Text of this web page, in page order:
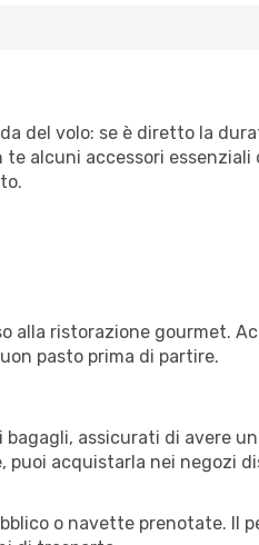
del volo: se è diretto la
alcuni accessori essenziali
alla ristorazione gourmet.
pasto prima di partire.
assicurati di avere
acquistarla nei negozi
o navette prenotate. Il